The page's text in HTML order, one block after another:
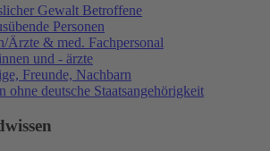
Gewalt Betroffene
Personen
Ärzte & med. Fachpersonal
und - ärzte
Freunde, Nachbarn
ohne deutsche Staatsangehörigkeit